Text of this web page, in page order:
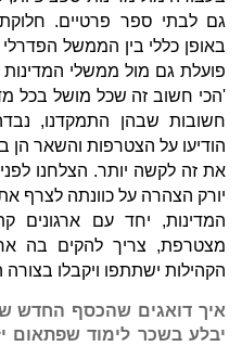
גם לבתי ספר פרטיים. חלוקת
באופן כללי בין הממשל הפדרלי
פועלת גם מול ממשלי המדינות
חשובות שבהן התמקדנו,
הודיעו על הצטרפות והשאר
את זה לקשה יותר. הצלחנו
יורק הצהרה על כוונתה לצרף
המדינות, יחד עם ארגונים
מצטרפת, צריך להקים בה
הקהילות ישתתפו ויקבלו בצורה
איך דואגים שהכסף החדש
יבלע בשכר לימוד שפתאום